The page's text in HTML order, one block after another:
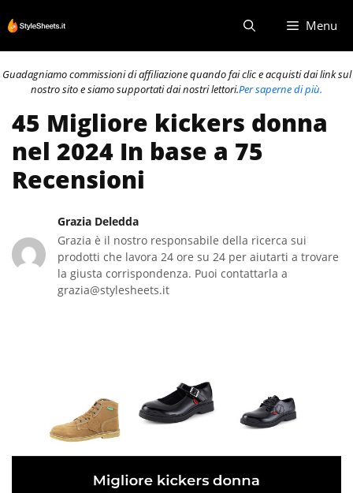
al
contenuto
Menu
Guadagniamo commissioni di affiliazione quando fai clic e acquisti dai link sul
nostro sito e siamo supportati dai nostri lettori.Per saperne di più.
45 Migliore kickers donna
nel 2024 In base a 75
Recensioni
Grazia Deledda
Grazia è il nostro responsabile della ricerca sui
prodotti che lavora 24 ore su 24 per aiutarti a trovare
la giusta corrispondenza. Puoi contattarla a
grazia@stylesheets.it